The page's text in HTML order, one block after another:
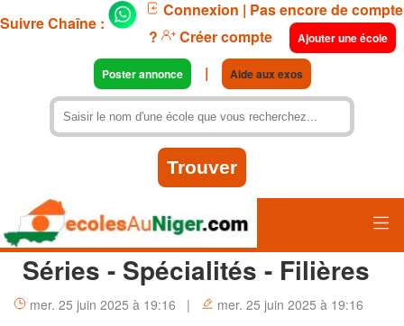
Suivre Chaîne :
Connexion | Pas encore de compte
?
Créer compte Ajouter une école
Poster annonce | Aide aux exos
Séries - Spécialités - Filières
mer. 25 juin 2025 à 19:16 | mer. 25 juin 2025 à 19:16